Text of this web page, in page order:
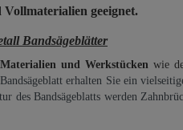
geeignet.
Bandsägeblätter
und Werkstücken wie
erhalten Sie ein
des Bandsägeblatts werden